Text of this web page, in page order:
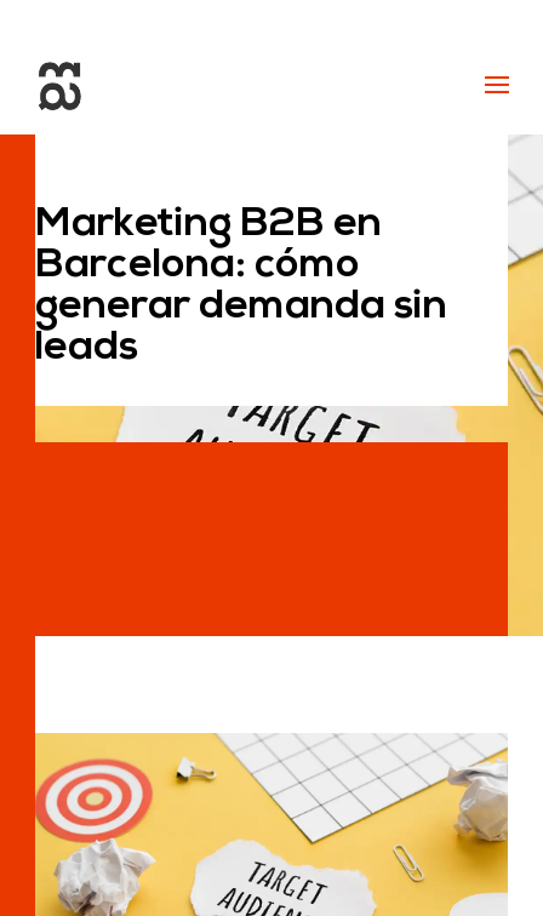
Marketing B2B en
Barcelona: cómo
generar demanda sin
leads